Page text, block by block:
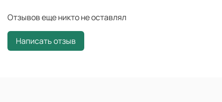
Отзывов еще никто не оставлял
Написать отзыв